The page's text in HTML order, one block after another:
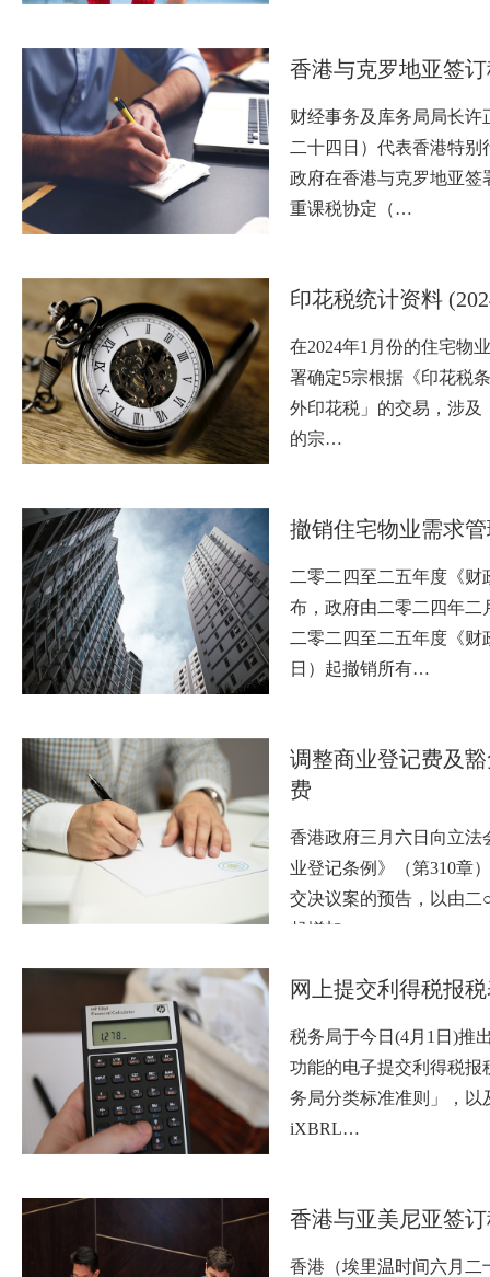
香港与克罗地亚签
财经事务及库务局局长许
二十四日）代表香港特别
政府在香港与克罗地亚签
重课税协定（…
印花税统计资料
在2024年1月份的住宅物
署确定5宗根据《印花税
外印花税」的交易，涉及
的宗…
撤销住宅物业需求
二零二四至二五年度《财
布，政府由二零二四年二
二零二四至二五年度《财
日）起撤销所有…
调整商业登记费及
费
香港政府三月六日向立法
业登记条例》（第310章
交决议案的预告，以由二
起增加…
网上提交利得税报
税务局于今日(4月1日)推
功能的电子提交利得税报
务局分类标准准则」，以
iXBRL…
香港与亚美尼亚签
香港（埃里温时间六月二